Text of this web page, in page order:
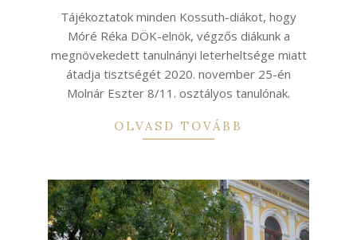
Tájékoztatok minden Kossuth-diákot, hogy
Móré Réka DÖK-elnök, végzős diákunk a
megnövekedett tanulnányi leterheltsége miatt
átadja tisztségét 2020. november 25-én
Molnár Eszter 8/11. osztályos tanulónak.
OLVASD TOVÁBB